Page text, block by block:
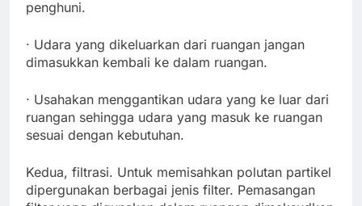
penghuni.
· Udara yang dikeluarkan dari ruangan jangan
dimasukkan kembali ke dalam ruangan.
· Usahakan menggantikan udara yang ke luar dari
ruangan sehingga udara yang masuk ke ruangan
sesuai dengan kebutuhan.
Kedua, filtrasi. Untuk memisahkan polutan partikel
dipergunakan berbagai jenis filter. Pemasangan